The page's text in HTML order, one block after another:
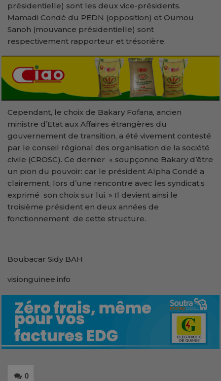
présidentielle) sont les deux vice-présidents.
Mamadi Condé du PEDN (opposition) et Oumou
Sanoh (mouvance présidentielle) sont
respectivement rapporteur et trésorière.
Cependant, le choix de Bakary Fofana, ancien
ministre d’Etat aux Affaires étrangères du
gouvernement de transition, a été vivement contesté
par le conseil régional des organisation de la société
civile (CROSC). Ce dernier « soupçonne Bakary d’être
un pion du pouvoir: car le président Alpha Condé a
clairement, lors d’une rencontre avec les syndicat,s
exprimé son choix sur lui. » Il devient ainsi le
troisième président en deux années de
fonctionnement de cette structure.
Boubacar Sidy BAH
visionguinee.info
0